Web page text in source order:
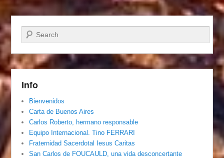
Buscar
Info
Bienvenidos
Carta de Buenos Aires
Carlos Roberto, hermano responsable
Equipo Internacional. Tino FERRARI
Fraternidad Sacerdotal Iesus Caritas
San Carlos de FOUCAULD, una vida desconcertante